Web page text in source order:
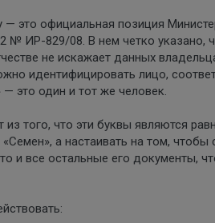
— это официальная позиция
№ ИР-829/08. В нем четко указано,
не искажает данных
идентифицировать лицо,
это один и тот же человек.
из того, что эти буквы являются
а настаивать на том, чтобы
и все остальные его документы,